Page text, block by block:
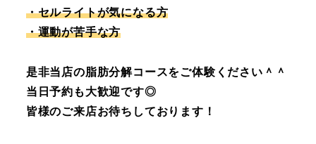
・セルライトが気になる方
・運動が苦手な方
是非当店の脂肪分解コースをご体験ください＾＾
当日予約も大歓迎です◎
皆様のご来店お待ちしております！